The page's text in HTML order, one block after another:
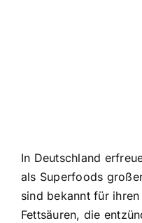
In Deutschland
als Superfoods
sind bekannt für
Fettsäuren, die